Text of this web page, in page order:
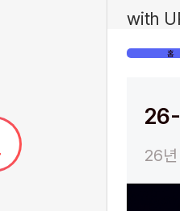
with
홈
26년